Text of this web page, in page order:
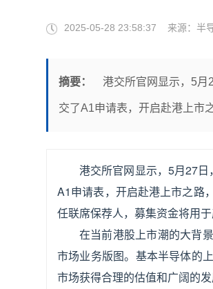
2025-05-28 23:58:37 来源：半
摘要： 港交所官网显示，5月
交了A1申请表，开启赴港上市
港交所官网显示，5月27日
A1申请表，开启赴港上市之路
任联席保荐人，募集资金将用
在当前港股上市潮的大背
市场业务版图。基本半导体的
市场获得合理的估值和广阔的发